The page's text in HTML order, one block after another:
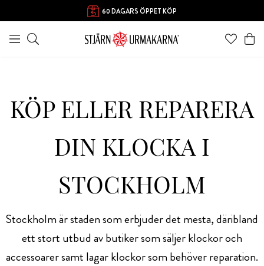
60 DAGARS ÖPPET KÖP
KÖP ELLER REPARERA
DIN KLOCKA I
STOCKHOLM
Stockholm är staden som erbjuder det mesta, däribland
ett stort utbud av butiker som säljer klockor och
accessoarer samt lagar klockor som behöver reparation.